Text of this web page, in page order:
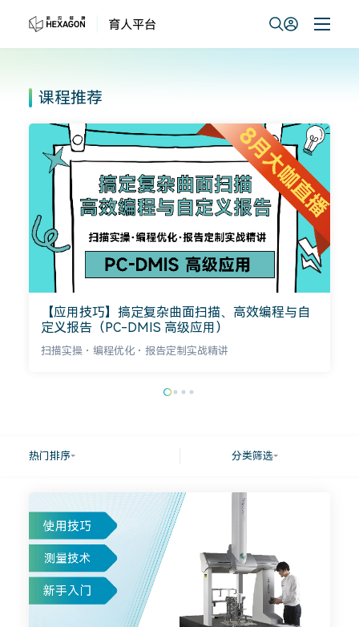
课程推荐
【应用技巧】搞定复杂曲面扫描、高效编程与自
定义报告（PC-DMIS 高级应用）
扫描实操・编程优化・报告定制实战精讲
热门排序 分类筛选